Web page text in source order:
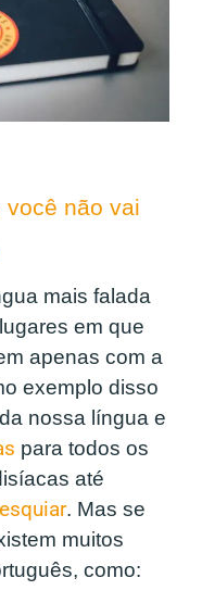
não vai
mais falada
em que
apenas com a
exemplo disso
nossa língua e
para todos os
até
. Mas se
muitos
como: